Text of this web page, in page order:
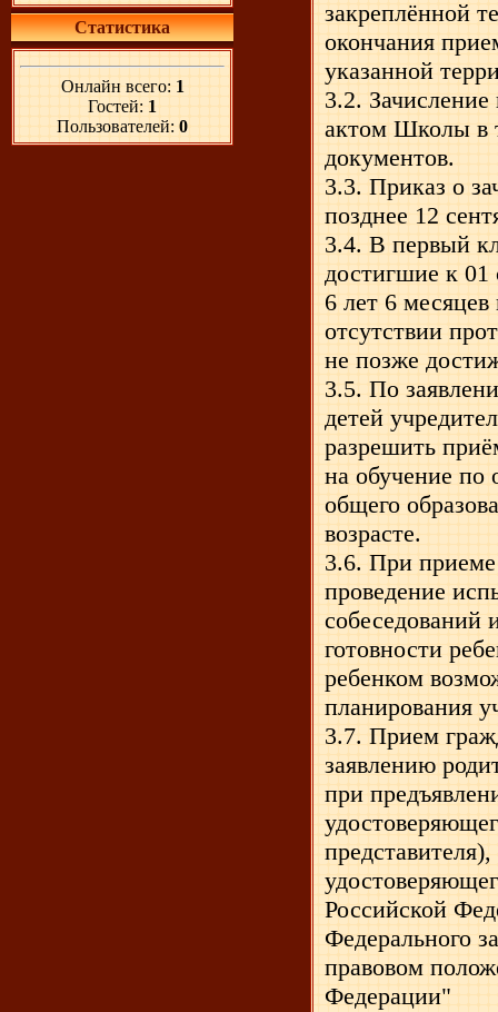
Статистика
Онлайн всего: 1
Гостей: 1
Пользователей: 0
закреплённой
окончания
указанной
3.2.
актом Школы в
документов.
3.3. Приказ о
позднее 12
3.4. В первый
достигшие к 01
6 лет 6
отсутствии
не позже
3.5. По
детей
разрешить
на обучение по
общего
возрасте.
3.6. При
проведение
собеседований
готовности
ребенком
планирования
3.7. Прием
заявлению
при
Российской
Федерального
правовом
Федерации"